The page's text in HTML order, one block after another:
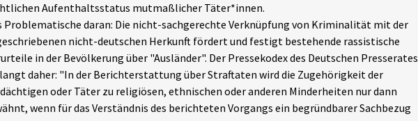
Aufenthaltsstatus mutmaßlicher Täter*innen.
Problematische daran: Die nicht-sachgerechte Verknüpfung von Kriminalität mit der
nicht-deutschen Herkunft fördert und festigt bestehende rassistische
in der Bevölkerung über "Ausländer". Der Pressekodex des Deutschen Presserates
daher: "In der Berichterstattung über Straftaten wird die Zugehörigkeit der
oder Täter zu religiösen, ethnischen oder anderen Minderheiten nur dann
wenn für das Verständnis des berichteten Vorgangs ein begründbarer Sachbezug